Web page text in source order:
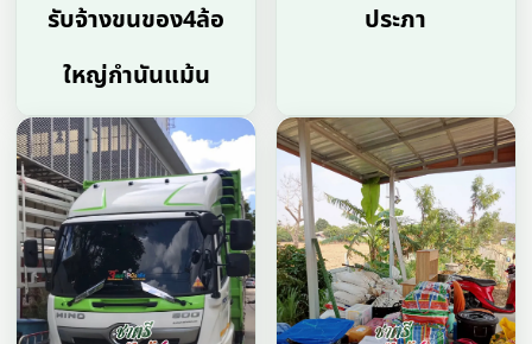
รับจ้างขนของ4ล้อ
ใหญ่กำนันแม้น
ประภา